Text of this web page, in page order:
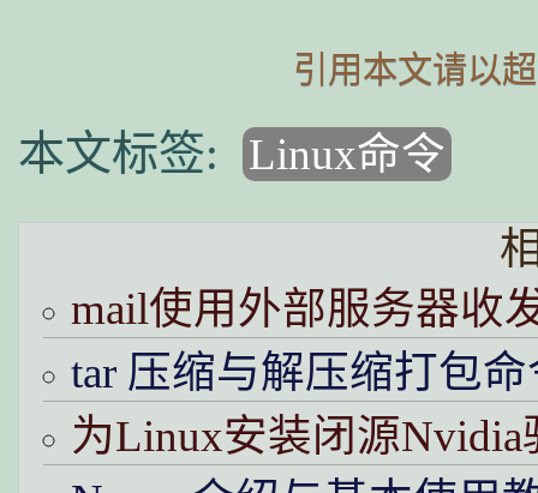
引用本文请以
Linux命令
mail使用外部服务器收
tar 压缩与解压缩打包命
为Linux安装闭源